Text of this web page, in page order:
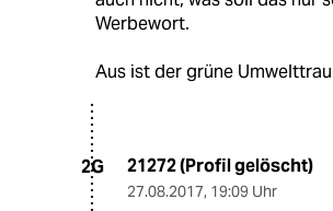
Werbewort.
Aus ist der grüne
2G 21272 (Profil gelöscht)
27.08.2017, 19:09 Uhr